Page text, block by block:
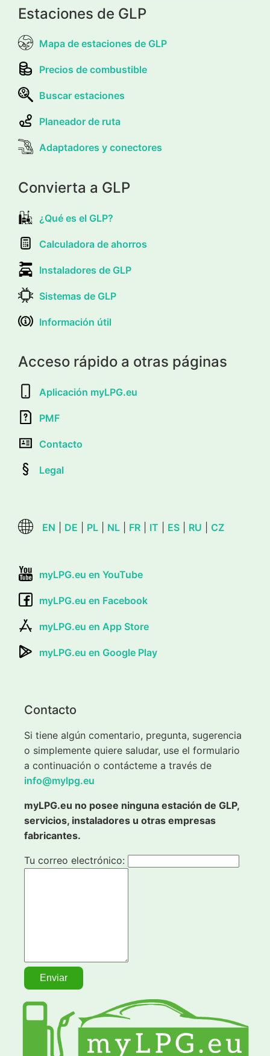
Estaciones de GLP
Mapa de estaciones de GLP
Precios de combustible
Buscar estaciones
Planeador de ruta
Adaptadores y conectores
Convierta a GLP
¿Qué es el GLP?
Calculadora de ahorros
Instaladores de GLP
Sistemas de GLP
Información útil
Acceso rápido a otras páginas
Aplicación myLPG.eu
PMF
Contacto
Legal
EN DE PL NL FR IT ES RU CZ
myLPG.eu en YouTube
myLPG.eu en Facebook
myLPG.eu en App Store
myLPG.eu en Google Play
Contacto
Si tiene algún comentario, pregunta, sugerencia
o simplemente quiere saludar, use el formulario
a continuación o contácteme a través de
info@mylpg.eu
myLPG.eu no posee ninguna estación de GLP,
servicios, instaladores u otras empresas
fabricantes.
Tu correo electrónico: